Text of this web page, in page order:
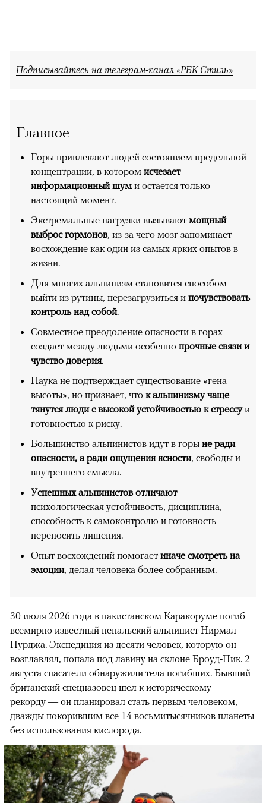
Подписывайтесь на телеграм-канал «РБК Стиль»
Главное
Горы привлекают людей состоянием предельной
концентрации, в котором исчезает
информационный шум и остается только
настоящий момент.
Экстремальные нагрузки вызывают мощный
выброс гормонов, из-за чего мозг запоминает
восхождение как один из самых ярких опытов в
жизни.
Для многих альпинизм становится способом
выйти из рутины, перезагрузиться и почувствовать
контроль над собой.
Совместное преодоление опасности в горах
создает между людьми особенно прочные связи и
чувство доверия.
Наука не подтверждает существование «гена
высоты», но признает, что к альпинизму чаще
тянутся люди с высокой устойчивостью к стрессуи
готовностью к риску.
Большинство альпинистов идут в горы не ради
опасности, а ради ощущения ясности, свободы и
внутреннего смысла.
Успешных альпинистов отличают
психологическая устойчивость, дисциплина,
способность к самоконтролю и готовность
переносить лишения.
Опыт восхождений помогает иначе смотреть на
эмоции, делая человека более собранным.
30 июля 2026 года в пакистанском Каракоруме погиб
всемирно известный непальский альпинист Нирмал
Пурджа. Экспедиция из десяти человек, которую он
возглавлял, попала под лавину на склоне Броуд-Пик. 2
августа спасатели обнаружили тела погибших. Бывший
британский спецназовец шел к историческому
рекорду — он планировал стать первым человеком,
дважды покорившим все 14 восьмитысячников планеты
без использования кислорода.